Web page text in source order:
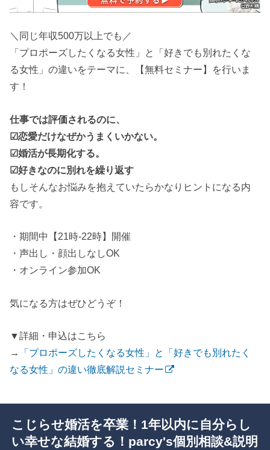
＼同じ年収500万以上でも／
「プロポーズしたくなる女性」と「好きでも別れたくな
る女性」の違いをテーマに、【無料セミナー】を行いま
す！
仕事では評価されるのに、
☑恋愛だけなぜかうまくいかない。
☑婚活が長期化する。
☑好きなのに別れを繰り返す
もしそんなお悩みを抱えていたらかなりヒントになる内
容です。
・期間中【21時-22時】開催
・声出し・顔出しなしOK
・オンライン参加OK
気になる方はぜひどうぞ！
▼詳細・申込はこちら
→
「プロポーズしたくなる女性」と「好きでも別れたく
なる女性」の違い徹底解説セミナー
こじらせ婚活を卒業！1年以内に自分らし
い幸せな結婚する！parcy's個別相談&説明